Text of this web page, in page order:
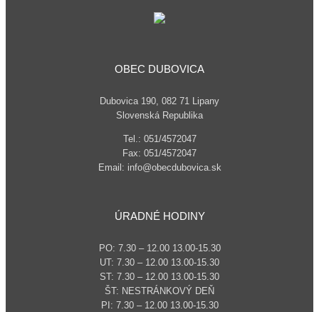
OBEC DUBOVICA
Dubovica 190, 082 71 Lipany
Slovenská Republika
Tel.: 051/4572047
Fax: 051/4572047
Email: info@obecdubovica.sk
ÚRADNÉ HODINY
PO: 7.30 – 12.00 13.00-15.30
UT: 7.30 – 12.00 13.00-15.30
ST: 7.30 – 12.00 13.00-15.30
ŠT: NESTRÁNKOVÝ DEŇ
PI: 7.30 – 12.00 13.00-15.30